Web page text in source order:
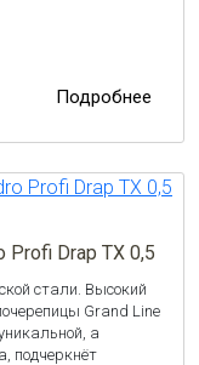
Подробнее
Profi Drap TX 0,5
стали. Высокий
Grand Line
а
подчеркнёт